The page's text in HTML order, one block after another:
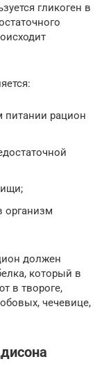
гликоген в
питании рацион
организм
должен
который в
в твороге,
чечевице,